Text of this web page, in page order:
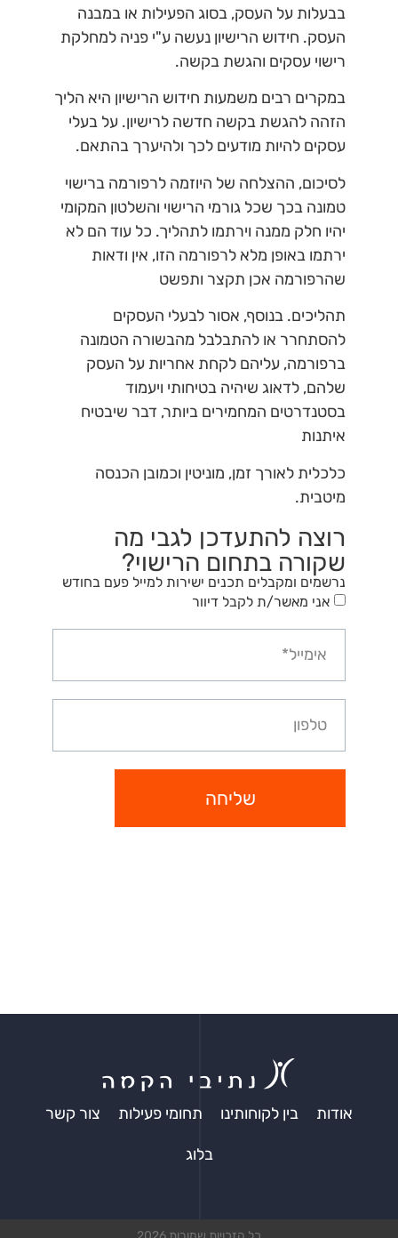
בבעלות על העסק, בסוג הפעילות או במבנה
העסק. חידוש הרישיון נעשה ע"י פניה למחלקת
רישוי עסקים והגשת בקשה.
במקרים רבים משמעות חידוש הרישיון היא הליך
הזהה להגשת בקשה חדשה לרישיון. על בעלי
עסקים להיות מודעים לכך ולהיערך בהתאם.
לסיכום, ההצלחה של היוזמה לרפורמה ברישוי
טמונה בכך שכל גורמי הרישוי והשלטון המקומי
יהיו חלק ממנה וירתמו לתהליך. כל עוד הם לא
ירתמו באופן מלא לרפורמה הזו, אין ודאות
שהרפורמה אכן תקצר ותפשט
תהליכים. בנוסף, אסור לבעלי העסקים
להסתחרר או להתבלבל מהבשורה הטמונה
ברפורמה, עליהם לקחת אחריות על העסק
שלהם, לדאוג שיהיה בטיחותי ויעמוד
בסטנדרטים המחמירים ביותר, דבר שיבטיח
איתנות
כלכלית לאורך זמן, מוניטין וכמובן הכנסה
מיטבית.
רוצה להתעדכן לגבי מה
שקורה בתחום הרישוי?
נרשמים ומקבלים תכנים ישירות למייל פעם בחודש
אני מאשר/ת לקבל דיוור
שליחה
אודות בין לקוחותינו תחומי פעילות צור קשר
בלוג